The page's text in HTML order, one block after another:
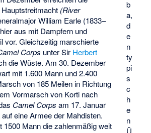
b
a,
d
e
n
ty
pi
s
c
h
e
n
Ü
Hauptstreitmacht (River
William Earle (1833–
aus mit Dampfern und
vor. Gleichzeitig marschierte
Corps unter Sir Herbert
die Wüste. Am 30. Dezember
mit 1.600 Mann und 2.400
von 185 Meilen in Richtung
Vormarsch von Korti nach
Camel Corps am 17. Januar
auf eine Armee der Mahdisten.
1500 Mann die zahlenmäßig weit